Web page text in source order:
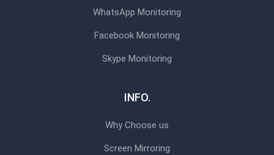
WhatsApp Monitoring
Facebook Monitoring
Skype Monitoring
INFO.
Why Choose us
Screen Mirroring